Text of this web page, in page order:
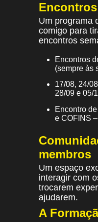
Um programa
comigo para
encontros
Encontros
(sempre às
17/08, 24/
28/09 e 05/
Encontro
e COFINS
membros
Um espaço
interagir com
trocarem
ajudarem.
A